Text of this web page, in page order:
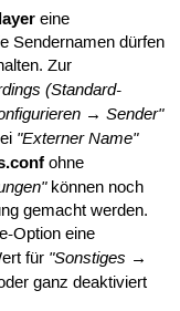
eine
Sendernamen dürfen
Zur
(Standard-
→ Sender"
"Externer Name"
ohne
können noch
gemacht werden.
Option eine
für "Sonstiges →
ganz deaktiviert